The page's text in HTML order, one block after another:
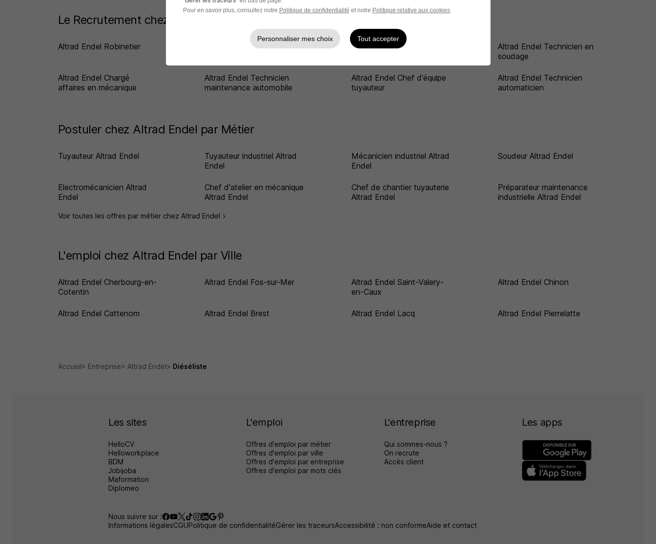
Le Recrutement chez Altrad Endel dans le domaine Ingénierie
Altrad Endel Robinetier
Altrad Endel Mécanicien de
Altrad Endel Responsable
Altrad Endel Technicien en
soudage
Altrad Endel Chargé
affaires en mécanique
Altrad Endel Technicien
maintenance automobile
Altrad Endel Chef d'équipe
tuyauteur
Altrad Endel Technicien
automaticien
Postuler chez Altrad Endel par Métier
Tuyauteur Altrad Endel
Tuyauteur industriel Altrad
Endel
Mécanicien industriel Altrad
Endel
Soudeur Altrad Endel
Electromécanicien Altrad
Endel
Chef d'atelier en mécanique
Altrad Endel
Chef de chantier tuyauterie
Altrad Endel
Préparateur maintenance
industrielle Altrad Endel
Voir toutes les offres par métier chez Altrad Endel
L'emploi chez Altrad Endel par Ville
Altrad Endel Cherbourg-en-
Cotentin
Altrad Endel Fos-sur-Mer
Altrad Endel Saint-Valery-
en-Caux
Altrad Endel Chinon
Altrad Endel Cattenom Altrad Endel Brest Altrad Endel Lacq Altrad Endel Pierrelatte
Accueil Entreprise Altrad Endel Diéséliste
Les sites
HelloCV
Helloworkplace
BDM
Jobijoba
Maformation
Diplomeo
L'emploi
Offres d'emploi par métier
Offres d'emploi par ville
Offres d'emploi par entreprise
Offres d'emploi par mots clés
L'entreprise
Qui sommes-nous ?
On recrute
Accès client
Les apps
Nous suivre sur :
Informations légalesCGUPolitique de confidentialitéGérer les traceursAccessibilité : non conformeAide et contact
Pour en savoir plus, consultez notre Politique de confidentialité et notre Politique relative aux cookies.
Personnaliser mes choix Tout accepter